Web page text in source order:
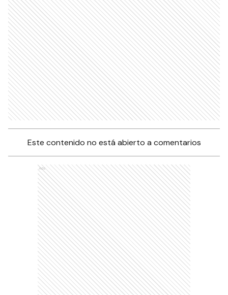
Este contenido no está abierto a comentarios
Ads